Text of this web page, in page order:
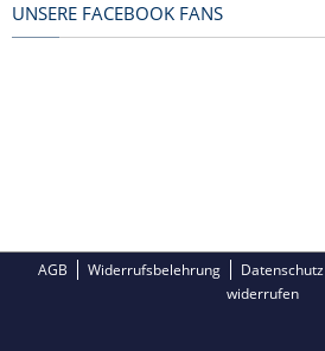
UNSERE FACEBOOK FANS
AGB Widerrufsbelehrung Datenschutz
widerrufen